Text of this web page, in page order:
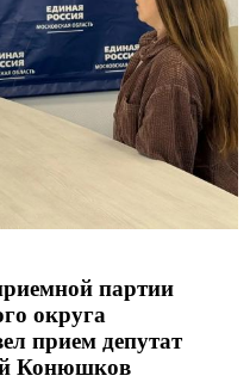
партии
округа
прием депутат
Конюшков